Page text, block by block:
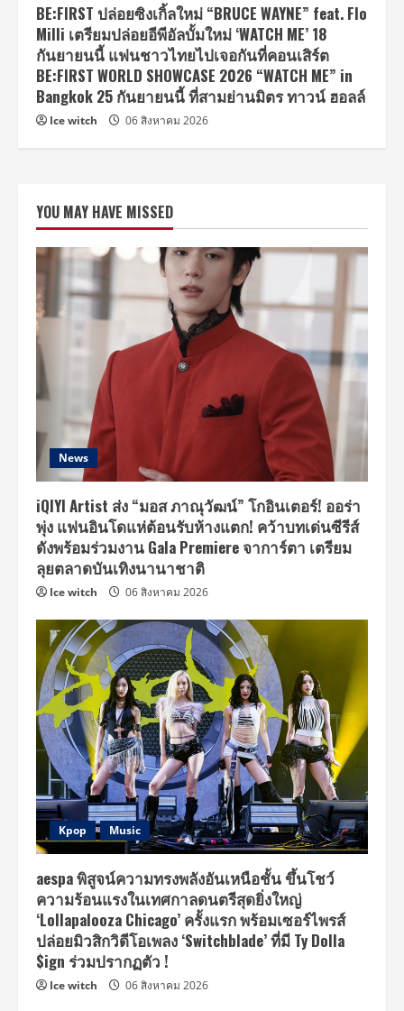
BE:FIRST ปล่อยซิงเกิ้ลใหม่ “BRUCE WAYNE” feat. Flo
Milli เตรียมปล่อยอีพีอัลบั้มใหม่ ‘WATCH ME’ 18
กันยายนนี้ แฟนชาวไทยไปเจอกันที่คอนเสิร์ต
BE:FIRST WORLD SHOWCASE 2026 “WATCH ME” in
Bangkok 25 กันยายนนี้ ที่สามย่านมิตร ทาวน์ ฮอลล์
Ice witch 06 สิงหาคม 2026
YOU MAY HAVE MISSED
News
iQIYI Artist ส่ง “มอส ภาณุวัฒน์” โกอินเตอร์! ออร่า
พุ่ง แฟนอินโดแห่ต้อนรับห้างแตก! คว้าบทเด่นซีรีส์
ดังพร้อมร่วมงาน Gala Premiere จาการ์ตา เตรียม
ลุยตลาดบันเทิงนานาชาติ
Ice witch 06 สิงหาคม 2026
Kpop Music
aespa พิสูจน์ความทรงพลังอันเหนือชั้น ขึ้นโชว์
ความร้อนแรงในเทศกาลดนตรีสุดยิ่งใหญ่
‘Lollapalooza Chicago’ ครั้งแรก พร้อมเซอร์ไพรส์
ปล่อยมิวสิกวิดีโอเพลง ‘Switchblade’ ที่มี Ty Dolla
$ign ร่วมปรากฏตัว !
Ice witch 06 สิงหาคม 2026